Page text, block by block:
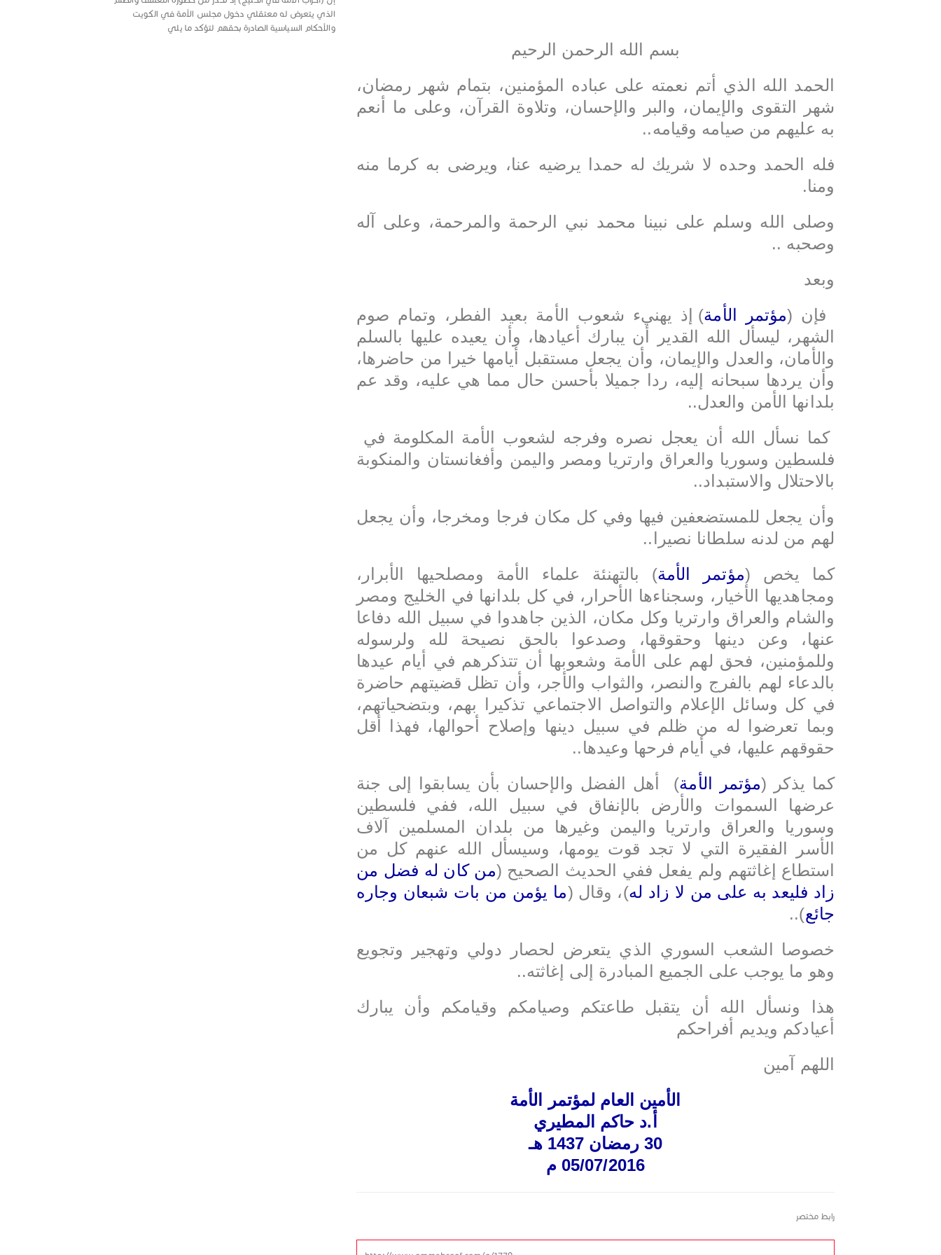
بسم الله الرحمن الرحيم
الحمد الله الذي أتم نعمته على عباده المؤمنين، بتمام شهر رمضان،
شهر التقوى والإيمان، والبر والإحسان، وتلاوة القرآن، وعلى ما أنعم
به عليهم من صيامه وقيامه..
فله الحمد وحده لا شريك له حمدا يرضيه عنا، ويرضى به كرما منه
ومنا.
وصلى الله وسلم على نبينا محمد نبي الرحمة والمرحمة، وعلى آله
وصحبه ..
وبعد
فإن (مؤتمر الأمة) إذ يهنيء شعوب الأمة بعيد الفطر، وتمام صوم
الشهر، ليسأل الله القدير أن يبارك أعيادها، وأن يعيده عليها بالسلم
والأمان، والعدل والإيمان، وأن يجعل مستقبل أيامها خيرا من حاضرها،
وأن يردها سبحانه إليه، ردا جميلا بأحسن حال مما هي عليه، وقد عم
بلدانها الأمن والعدل..
كما نسأل الله أن يعجل نصره وفرجه لشعوب الأمة المكلومة في
فلسطين وسوريا والعراق وارتريا ومصر واليمن وأفغانستان والمنكوبة
بالاحتلال والاستبداد..
وأن يجعل للمستضعفين فيها وفي كل مكان فرجا ومخرجا، وأن يجعل
لهم من لدنه سلطانا نصيرا..
كما يخص (مؤتمر الأمة) بالتهنئة علماء الأمة ومصلحيها الأبرار،
ومجاهديها الأخيار، وسجناءها الأحرار، في كل بلدانها في الخليج ومصر
والشام والعراق وارتريا وكل مكان، الذين جاهدوا في سبيل الله دفاعا
عنها، وعن دينها وحقوقها، وصدعوا بالحق نصيحة لله ولرسوله
وللمؤمنين، فحق لهم على الأمة وشعوبها أن تتذكرهم في أيام عيدها
بالدعاء لهم بالفرج والنصر، والثواب والأجر، وأن تظل قضيتهم حاضرة
في كل وسائل الإعلام والتواصل الاجتماعي تذكيرا بهم، وبتضحياتهم،
وبما تعرضوا له من ظلم في سبيل دينها وإصلاح أحوالها، فهذا أقل
حقوقهم عليها، في أيام فرحها وعيدها..
كما يذكر (مؤتمر الأمة) أهل الفضل والإحسان بأن يسابقوا إلى جنة
عرضها السموات والأرض بالإنفاق في سبيل الله، ففي فلسطين
وسوريا والعراق وارتريا واليمن وغيرها من بلدان المسلمين آلاف
الأسر الفقيرة التي لا تجد قوت يومها، وسيسأل الله عنهم كل من
استطاع إغاثتهم ولم يفعل ففي الحديث الصحيح (من كان له فضل من
زاد فليعد به على من لا زاد له)، وقال (ما يؤمن من بات شبعان وجاره
جائع)..
خصوصا الشعب السوري الذي يتعرض لحصار دولي وتهجير وتجويع
وهو ما يوجب على الجميع المبادرة إلى إغاثته..
هذا ونسأل الله أن يتقبل طاعتكم وصيامكم وقيامكم وأن يبارك
أعيادكم ويديم أفراحكم
اللهم آمين
الأمين العام لمؤتمر الأمة
أ.د حاكم المطيري
30 رمضان 1437 هـ
05/07/2016 م
رابط مختصر
الذي يتعرض له معتقلي دخول مجلس الأمة في الكويت
والأحكام السياسية الصادرة بحقهم لتؤكد ما يلي